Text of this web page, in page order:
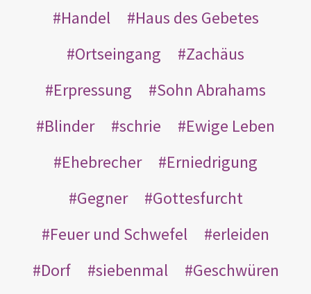
Handel
Haus des Gebetes
Ortseingang
Zachäus
Erpressung
Sohn Abrahams
Blinder
schrie
Ewige Leben
Ehebrecher
Erniedrigung
Gegner
Gottesfurcht
Feuer und Schwefel
erleiden
Dorf
siebenmal
Geschwüren